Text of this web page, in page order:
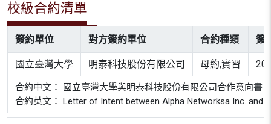
校級合約清單
簽約單位 對方簽約單位 合約種類 簽
國立臺灣大學 明泰科技股份有限公司 母約,實習
合約中文： 國立臺灣大學與明泰科技股份有限公司合作意向書
合約英文： Letter of Intent between Alpha Networksa Inc. and